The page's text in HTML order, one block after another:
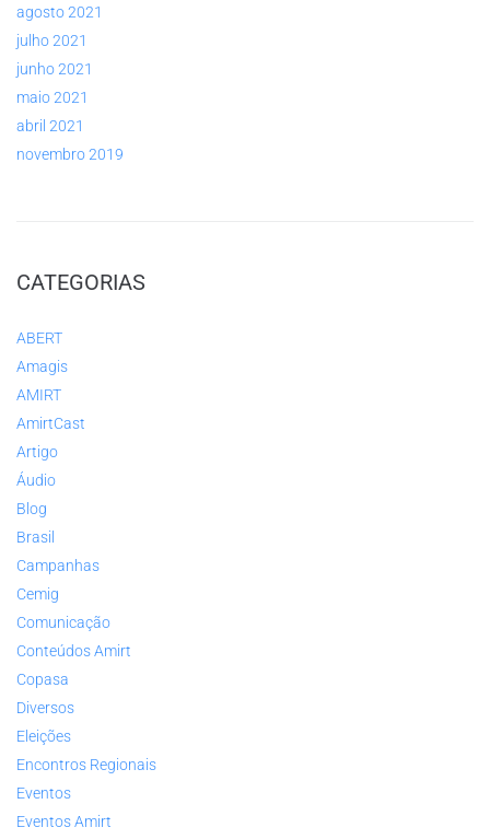
agosto 2021
julho 2021
junho 2021
maio 2021
abril 2021
novembro 2019
CATEGORIAS
ABERT
Amagis
AMIRT
AmirtCast
Artigo
Áudio
Blog
Brasil
Campanhas
Cemig
Comunicação
Conteúdos Amirt
Copasa
Diversos
Eleições
Encontros Regionais
Eventos
Eventos Amirt